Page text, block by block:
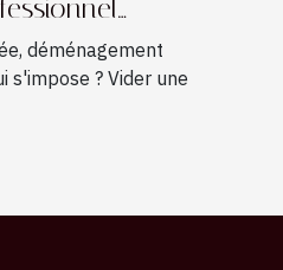
déménagement
s'impose ? Vider une